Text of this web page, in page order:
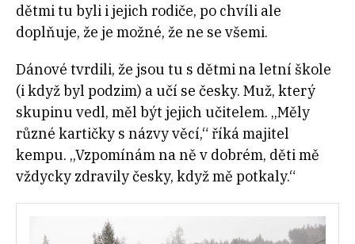
dětmi tu byli i jejich rodiče, po chvíli ale
doplňuje, že je možné, že ne se všemi.
Dánové tvrdili, že jsou tu s dětmi na letní škole
(i když byl podzim) a učí se česky. Muž, který
skupinu vedl, měl být jejich učitelem. „Měly
různé kartičky s názvy věcí,“ říká majitel
kempu. „Vzpomínám na ně v dobrém, děti mě
vždycky zdravily česky, když mě potkaly.“